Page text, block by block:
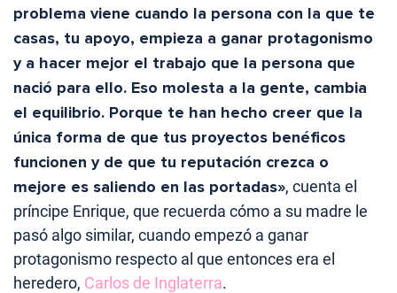
problema viene cuando la persona con la que te
casas, tu apoyo, empieza a ganar protagonismo
y a hacer mejor el trabajo que la persona que
nació para ello. Eso molesta a la gente, cambia
el equilibrio. Porque te han hecho creer que la
única forma de que tus proyectos benéficos
funcionen y de que tu reputación crezca o
mejore es saliendo en las portadas», cuenta el
príncipe Enrique, que recuerda cómo a su madre le
pasó algo similar, cuando empezó a ganar
protagonismo respecto al que entonces era el
heredero, Carlos de Inglaterra.